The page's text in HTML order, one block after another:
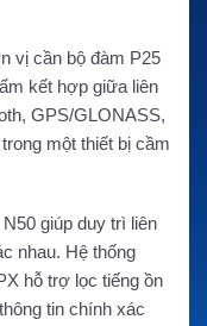
vị cần bộ đàm P25
kết hợp giữa liên
GPS/GLONASS,
một thiết bị cầm
giúp duy trì liên
nhau. Hệ thống
hỗ trợ lọc tiếng ồn
tin chính xác